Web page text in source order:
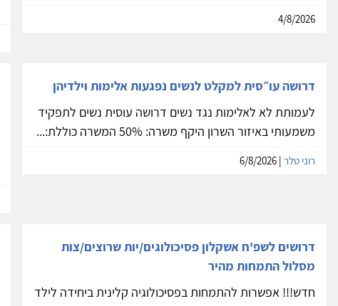
4/8/2026
דרושה עו״סית למקלט לנשים נפגעות אלימות וילדיהן
לעמותת לא לאלימות נגד נשים דרושה עוסית נשים לתפקיד
משמעותי באיזור השרון היקף משרה: 50% המשרה כוללת:...
רוני טלר
דרושים לשפ'ח אשקלון פסיכולוגים/יות שרוצים/צות
מסלול התמחות מהיר
חדש!!! אפשרות להתמחות בפסיכולוגיה קלינית ביחידה לילד